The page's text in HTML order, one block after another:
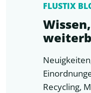
FLUSTIX
Recycling,